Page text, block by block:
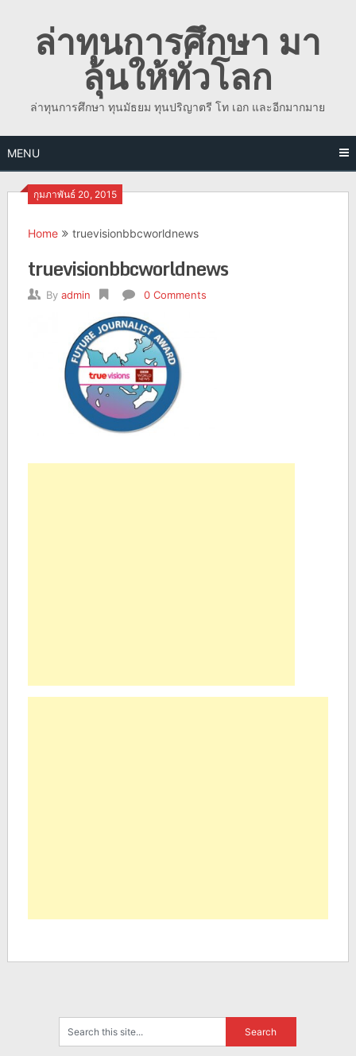
contentล่าทุนการศึกษา มา
ลุ้นให้ทั่วโลก
ล่าทุนการศึกษา ทุนมัธยม ทุนปริญาตรี โท เอก และอีกมากมาย
MENU
กุมภาพันธ์ 20, 2015
Home truevisionbbcworldnews
truevisionbbcworldnews
By admin 0 Comments